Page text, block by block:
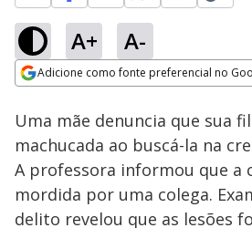
A+ A-
Adicione como fonte preferencial no
Ativar
Loaded :
14.74%
Uma mãe denuncia que sua
machucada ao buscá-la na
A professora informou que a
mordida por uma colega.
delito revelou que as lesões